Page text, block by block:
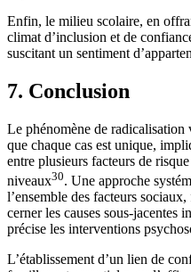
Enfin, le milieu scolaire, en
climat d’inclusion et de
suscitant un sentiment
7. Conclusion
Le phénomène de radicalisation
que chaque cas est unique,
entre plusieurs facteurs de
niveaux30. Une approche
l’ensemble des facteurs
cerner les causes sous-jacentes
précise les interventions
L’établissement d’un lien de